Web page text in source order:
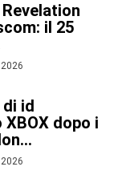
il 25
di id
dopo i